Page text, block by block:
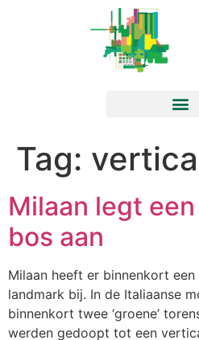
Tag:
Milaan legt
bos aan
Milaan heeft er binnenkort
landmark bij. In de Italiaanse
binnenkort twee ‘groene’
werden gedoopt tot een